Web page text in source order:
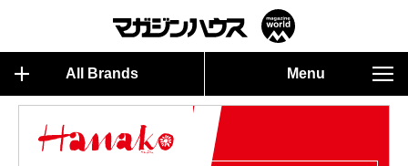
All Brands Menu